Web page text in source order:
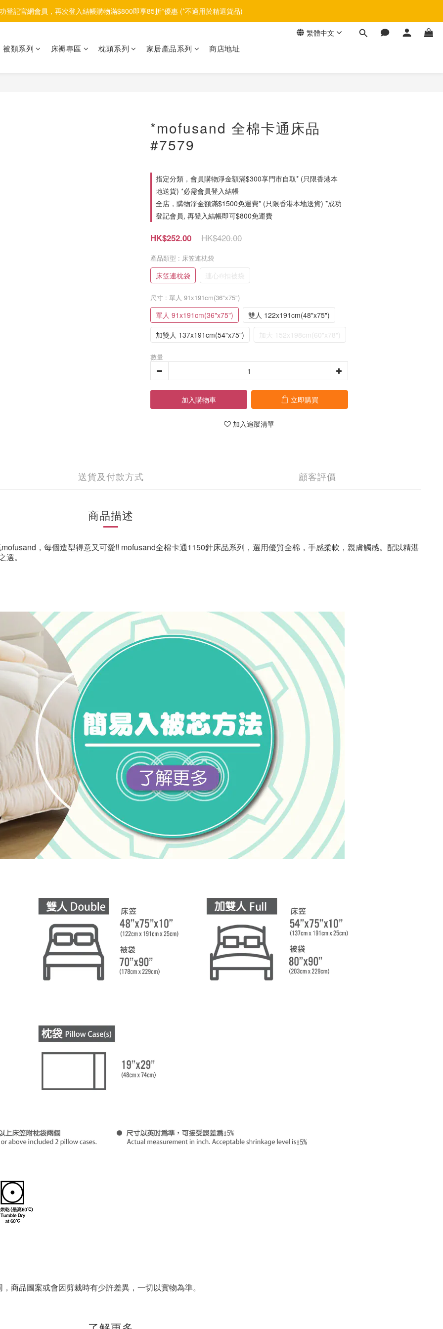
登記官網會員，再次登入結帳購物滿$800即享85折*優惠 (*不適用於精選貨品)
繁體中文
被類系列 床褥專區 枕頭系列 家居產品系列 商店地址
*mofusand 全棉卡通床品
#7579
指定分類，會員購物淨金額滿$300享門市自取* (只限香港本
地送貨) *必需會員登入結帳
全店，購物淨金額滿$1500免運費* (只限香港本地送貨) *成功
登記會員, 再登入結帳即可$800免運費
HK$420.00
HK$252.00
產品類型 : 床笠連枕袋
床笠連枕袋 連心®扣被袋
尺寸 : 單人 91x191cm(36"x75")
單人 91x191cm(36"x75")
雙人 122x191cm(48"x75")
加雙人 137x191cm(54"x75")
加大 152x198cm(60"x78")
數量
加入購物車 立即購買
加入追蹤清單
送貨及付款方式 顧客評價
商品描述
mofusand ，每個造型得意又可愛!! mofusand全棉卡通1150針床品系列，選用優質全棉，手感柔軟，親膚觸感。配以精湛
。
商品圖案或會因剪裁時有少許差異，一切以實物為準。